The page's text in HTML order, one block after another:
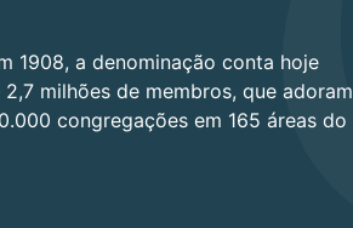
1908, a denominação conta hoje
milhões de membros, que adoram
congregações em 165 áreas do